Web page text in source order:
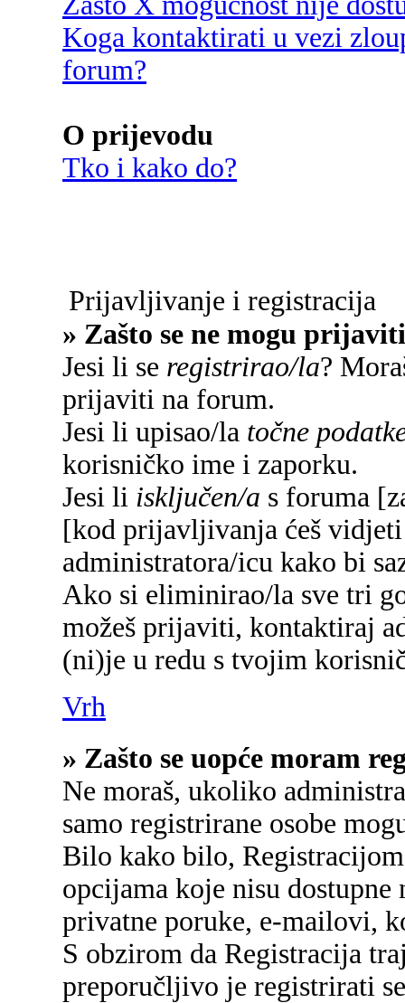
Koga kontaktirati u vezi
forum?
O prijevodu
Tko i kako do?
Prijavljivanje i registracija
» Zašto se ne mogu
Jesi li se registrirao/la?
prijaviti na forum.
Jesi li upisao/la točne
korisničko ime i zaporku.
Jesi li isključen/a s foruma
[kod prijavljivanja ćeš
administratora/icu kako bi
Ako si eliminirao/la sve tri
možeš prijaviti, kontaktiraj
(ni)je u redu s tvojim
Vrh
» Zašto se uopće moram
Ne moraš, ukoliko
samo registrirane osobe
Bilo kako bilo,
opcijama koje nisu
privatne poruke, e-mailovi,
S obzirom da Registracija
preporučljivo je registrirati